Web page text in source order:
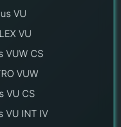
VU
VU
VUW CS
VUW
VU CS
VU INT IV